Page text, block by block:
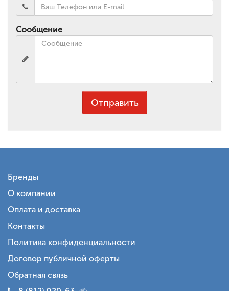
Сообщение
Отправить
Бренды
О компании
Оплата и доставка
Контакты
Политика конфиденциальности
Договор публичной оферты
Обратная связь